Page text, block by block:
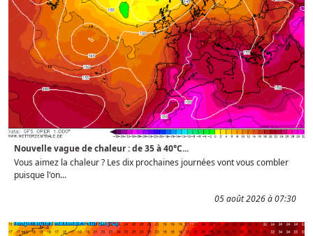
Nouvelle vague de chaleur : de 35 à 40°C...
Vous aimez la chaleur ? Les dix prochaines journées vont vous combler
puisque l'on...
05 août 2026 à 07:30